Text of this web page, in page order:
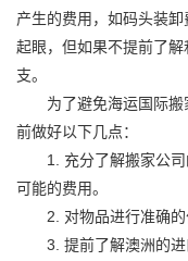
产生的费用，如码头装
起眼，但如果不提前了
支。
为了避免海运国际搬
前做好以下几点：
1. 充分了解搬家公司
可能的费用。
2. 对物品进行准确的
3. 提前了解澳洲的进